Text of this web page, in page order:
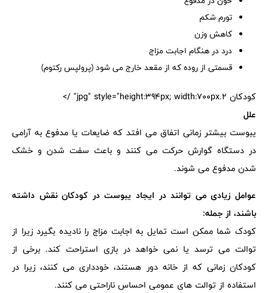
تورم شکم
کاهش وزن
درد در هنگام اجابت مزاج
قسمتی از روده که از مقعد خارج می شود (پرولپس رکتوم)
کودکان 2.jpg" style="height:394px; width:700px" />
علل
یبوست بیشتر زمانی اتفاق می افتد که ضایعات یا مدفوع به آرامی
در دستگاه گوارش حرکت می کنند و باعث سفت شدن و خشک
شدن مدفوع می شوند.
عوامل زیادی می توانند در ایجاد یبوست در کودکان نقش داشته
باشند، از جمله:
کودک شما ممکن است تمایل به اجابت مزاج را نادیده بگیرد زیرا از
توالت می ترسد یا نمی خواهد در بازی استراحت کند. برخی از
کودکان زمانی که از خانه دور هستند، خودداری می کنند، زیرا در
استفاده از توالت های عمومی احساس ناراحتی می کنند.